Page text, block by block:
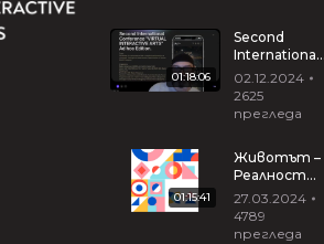
01:18:06
Second
International
Conference
“VIRTUAL
INTERACTIVE
ARTS”
02.12.2024
2625
прегледа
01:15:41
Животът –
Реалност
Риалити
27.03.2024
27.03.2024
4789
прегледа